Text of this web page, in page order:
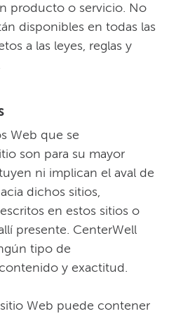
producto o servicio. No
disponibles en todas las
a las leyes, reglas y
Web que se
son para su mayor
ni implican el aval de
dichos sitios,
en estos sitios o
presente. CenterWell
tipo de
y exactitud.​​
Web puede contener